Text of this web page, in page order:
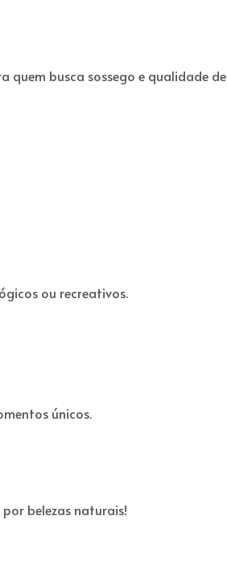
busca sossego e qualidade de
ou recreativos.
únicos.
belezas naturais!